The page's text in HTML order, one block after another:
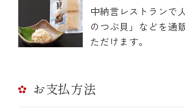
中納言レストランで
のつぶ貝」などを通
ただけます。
お支払方法